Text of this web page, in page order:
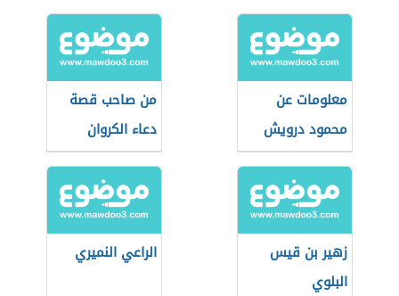
معلومات عن
محمود درويش
من صاحب قصة
دعاء الكروان
زهير بن قيس
البلوي
الراعي النميري